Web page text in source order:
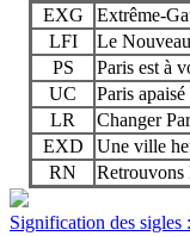
EXG
Extrême-
LFI
Le
PS
Paris est à
UC
Paris
LR
Changer
EXD
Une ville
RN
Retrouvons
Signification des sigles